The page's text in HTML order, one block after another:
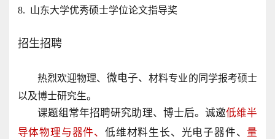
8. 山东大学优秀硕士学位论文指导奖
招生招聘
热烈欢迎物理、 微电子、材料专业的同学报考硕士
以及博士研究生。
课题组常年招聘研究助理、博士后。诚邀低维半
导体物理与器件、低维材料生长、光电子器件、量